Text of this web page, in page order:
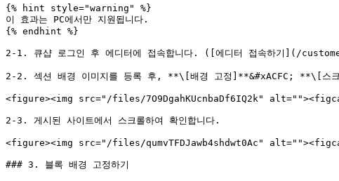
{% hint style="warning" %}
이 효과는 PC에서만 지원됩니다.
{% endhint %}
2-1. 큐샵 로그인 후 에디터에 접속합니다. ([에디터 접속하기](/
2-2. 섹션 배경 이미지를 등록 후, **\[배경 고정]**&#xACFC; **\[스크
<figure><img src="/files/7O9DgahKUcnbaDf6IQ2k"
2-3. 게시된 사이트에서 스크롤하여 확인합니다.
<figure><img src="/files/qumvTFDJawb4shdwt0Ac"
### 3. 블록 배경 고정하기